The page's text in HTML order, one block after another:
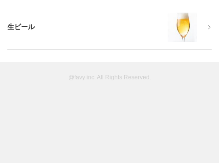
生ビール
@favy inc. All Rights Reserved.